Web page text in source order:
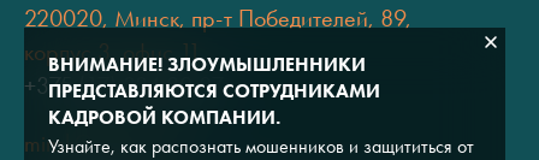
220020, Минск, пр-т Победителей, 89,
корпус 3, офис 11
+375 (17) 334 80 07
minsk@adviros.by
ВНИМАНИЕ! ЗЛОУМЫШЛЕННИКИ
ПРЕДСТАВЛЯЮТСЯ СОТРУДНИКАМИ
КАДРОВОЙ КОМПАНИИ.
Узнайте, как распознать мошенников и защититься от